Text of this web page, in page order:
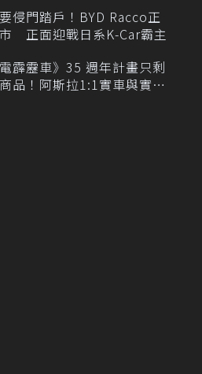
侵門踏戶！BYD Racco正
正面迎戰日系K-Car霸主
電霹靂車》35 週年計畫只剩
品！阿斯拉1:1實車與實體